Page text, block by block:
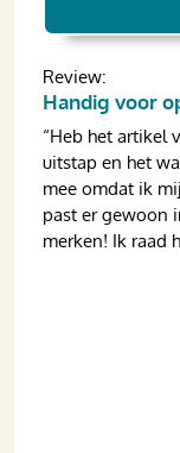
Review:
Handig voor
“Heb het artikel
uitstap en het
mee omdat ik
past er gewoon
merken! Ik raad